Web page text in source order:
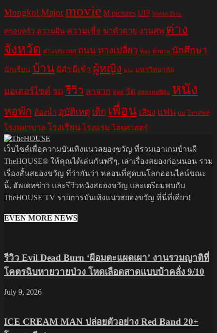
Mongkol Majormovie M pictures UIP Warner Bros.
ครอบครัว ความฝัน ความเชื่อ ฆ่าตัวตาย งานศพ ต่าง
จังหวัด ต่างประเทศ ถนนทางเปลี่ยว ท้อง ท้าทาย นักศึกษา
นักเรียน บ้าน ผีอำ ผีเข้า ผู้หญิง พระ มหาวิทยาลัย
มอเตอร์ไซค์ รถ รีวิว ลาจาก ลิฟท์ วัด สหมงคลฟิล์ม หนัง
หอพัก ห้องน้ำ อุบัติเหตุ เด็ก เพื่อน เสียง แฟน แม่ โทรศัพท์
โรงพยาบาล โรงเรียน โรงแรม ไสยศาสตร์
เว็บไซต์เพื่อความบันเทิงแนวสยองขวัญ ที่รวมเอาเกมบ้านผี
TheHOUSE® ให้คุณได้เล่นกันฟรีๆ, เล่าเรื่องสยองก่อนนอน รวม
เรื่องสั้นสยองขวัญ ที่ว่ากันว่า หลอนที่สุดบนโลกออนไลน์ขณะ
นี้, อัพเดทข่าว และรีวิวหนังสยองขวัญ และเตรียมพบกับ
TheHOUSE TV รายการบันเทิงแนวสยองขวัญ ที่นี่ที่เดียว!
EVEN MORE NEWS
รีวิว Evil Dead Burn ‘ผีอมตะแผดเผา’ งานรวมญาติที่
โคตรฉิบหายวายป่วง โหดเลือดสาดแบบบ้าคลั่ง 9/10
July 9, 2026
ICE CREAM MAN ปล่อยตัวอย่าง Red Band 20+